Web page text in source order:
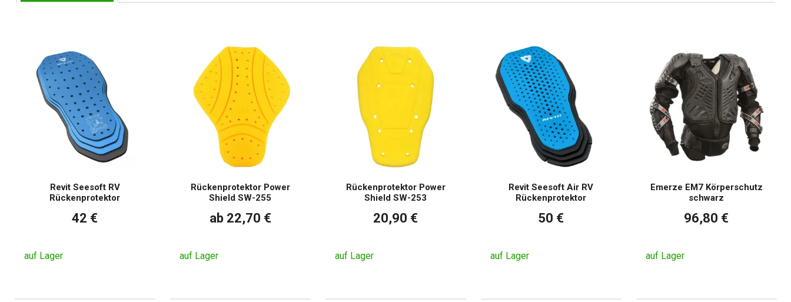
Revit Seesoft RV
Rückenprotektor
42 €
auf Lager
Rückenprotektor Power
Shield SW-255
ab 22,70 €
auf Lager
Rückenprotektor Power
Shield SW-253
20,90 €
auf Lager
Revit Seesoft Air RV
Rückenprotektor
50 €
auf Lager
Emerze EM7 Körperschutz
schwarz
96,80 €
auf Lager